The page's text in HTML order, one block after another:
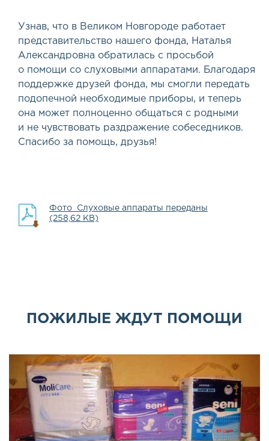
Узнав, что в Великом Новгороде работает
представительство нашего фонда, Наталья
Александровна обратилась с просьбой
о помощи со слуховыми аппаратами. Благодаря
поддержке друзей фонда, мы смогли передать
подопечной необходимые приборы, и теперь
она может полноценно общаться с родными
и не чувствовать раздражение собеседников.
Спасибо за помощь, друзья!
Фото_Слуховые аппараты переданы
(258,62 KB)
ПОЖИЛЫЕ ЖДУТ ПОМОЩИ